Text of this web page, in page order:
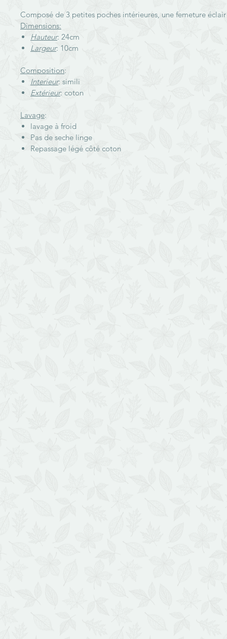
Composé de 3 petites poches intérieures, une femeture
Dimensions:
Hauteur: 24cm
Largeur: 10cm
Composition:
Interieur: simili
Extérieur: coton
Lavage:
lavage à froid
Pas de seche linge
Repassage légé côté coton